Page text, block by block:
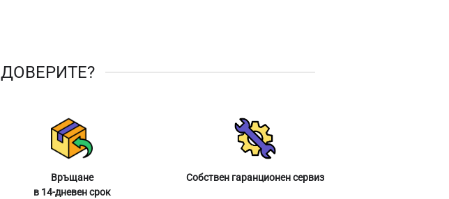
Връщане
в 14-дневен срок
Собствен гаранционен сервиз